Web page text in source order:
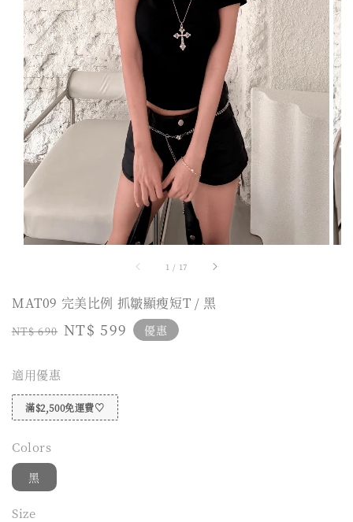
1 / 17
MAT09 完美比例 抓皺顯瘦短T / 黑
Regular
NT$ 690 Sale
NT$ 599 優惠
適用優惠
滿$2,500免運費♡
Colors
黑
Size